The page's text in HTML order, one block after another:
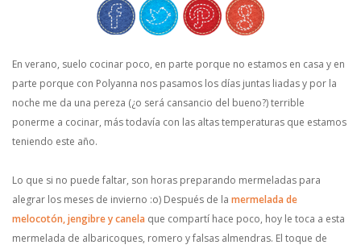
En verano, suelo cocinar poco, en parte porque no estamos en casa y en
parte porque con Polyanna nos pasamos los días juntas liadas y por la
noche me da una pereza (¿o será cansancio del bueno?) terrible
ponerme a cocinar, más todavía con las altas temperaturas que estamos
teniendo este año.
Lo que si no puede faltar, son horas preparando mermeladas para
alegrar los meses de invierno :o) Después de la mermelada de
melocotón, jengibre y canela que compartí hace poco, hoy le toca a esta
mermelada de albaricoques, romero y falsas almendras. El toque de